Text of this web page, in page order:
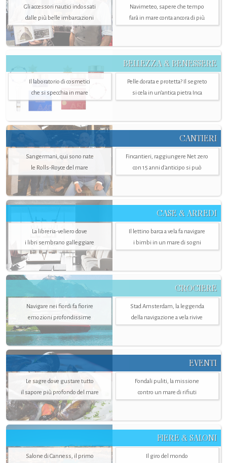
Gli accessori nautici indossati
dalle più belle imbarcazioni
Navimeteo, sapere che tempo
farà in mare conta ancora di più
BELLEZZA & BENESSERE
Il laboratorio di cosmetici
che si specchia in mare
Pelle dorata e protetta? Il segreto
si cela in un’antica pietra Inca
CANTIERI
Sangermani, qui sono nate
le Rolls-Royce del mare
Fincantieri, raggiungere Net zero
con 15 anni d'anticipo si può
CASE & ARREDI
La libreria-veliero dove
i libri sembrano galleggiare
Il lettino barca a vela fa navigare
i bimbi in un mare di sogni
CROCIERE
Navigare nei fiordi fa fiorire
emozioni profondissime
Stad Amsterdam, la leggenda
della navigazione a vela rivive
EVENTI
Le sagre dove gustare tutto
il sapore più profondo del mare
Fondali puliti, la missione
contro un mare di rifiuti
FIERE & SALONI
Salone di Canness, il primo
Il giro del mondo